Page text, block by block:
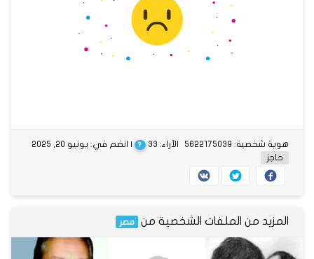
الآراء: 33 ? | انضم في: يونيو 20, 2025
هوية شخصية: 5622175039
حاجز
المزيد من الملفات الشخصية من مصر